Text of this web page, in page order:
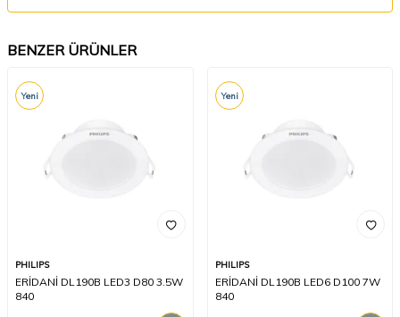
BENZER ÜRÜNLER
Yeni
PHILIPS
ERİDANİ DL190B LED3 D80 3.5W
840
Yeni
PHILIPS
ERİDANİ DL190B LED6 D100 7W
840